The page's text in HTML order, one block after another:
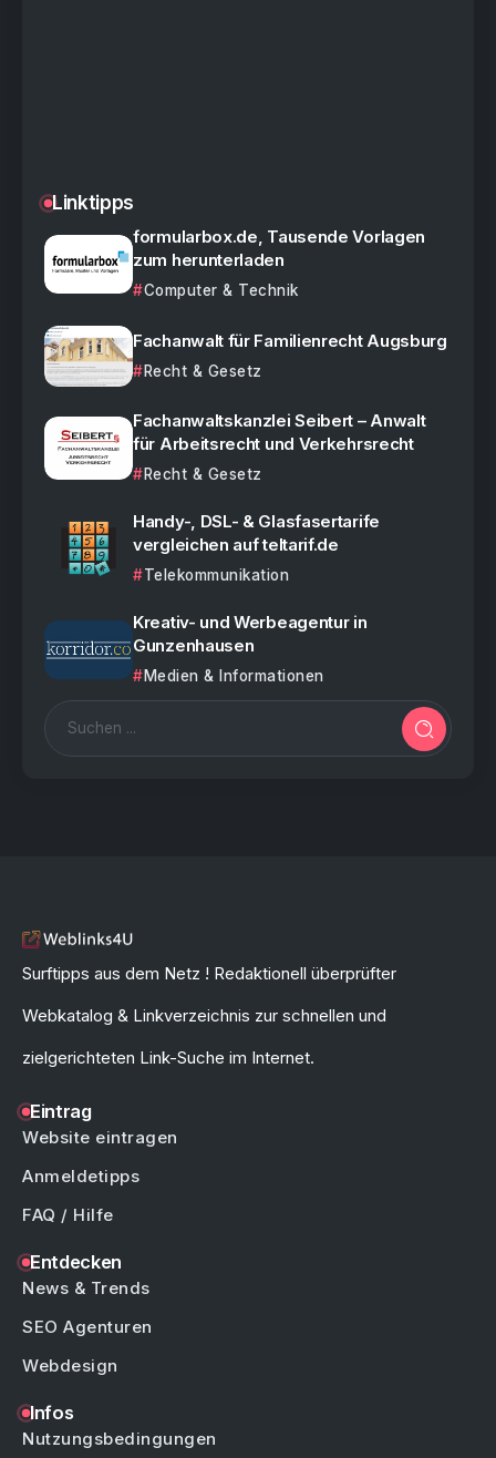
Linktipps
formularbox.de, Tausende Vorlagen
zum herunterladen
Computer & Technik
Fachanwalt für Familienrecht Augsburg
Recht & Gesetz
Fachanwaltskanzlei Seibert – Anwalt
für Arbeitsrecht und Verkehrsrecht
Recht & Gesetz
Handy-, DSL- & Glasfasertarife
vergleichen auf teltarif.de
Telekommunikation
Kreativ- und Werbeagentur in
Gunzenhausen
Medien & Informationen
Surftipps aus dem Netz ! Redaktionell überprüfter
Webkatalog & Linkverzeichnis zur schnellen und
zielgerichteten Link-Suche im Internet.
Eintrag
Website eintragen
Anmeldetipps
FAQ / Hilfe
Entdecken
News & Trends
SEO Agenturen
Webdesign
Infos
Nutzungsbedingungen